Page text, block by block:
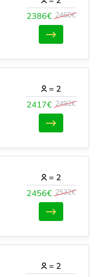
2386€ 2460€
2417€ 2492€
= 2
2456€ 2532€
= 2
= 2